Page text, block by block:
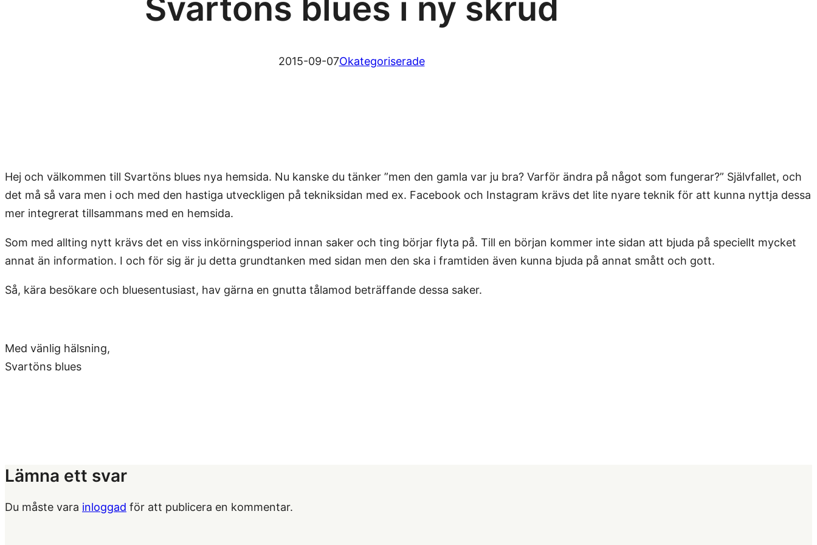
2015-09-07Okategoriserade
Hej och välkommen till Svartöns blues nya hemsida. Nu kanske du tänker ”men den gamla var ju bra? Varför ändra på något som fungerar?” Självfallet, och
det må så vara men i och med den hastiga utveckligen på tekniksidan med ex. Facebook och Instagram krävs det lite nyare teknik för att kunna nyttja dessa
mer integrerat tillsammans med en hemsida.
Som med allting nytt krävs det en viss inkörningsperiod innan saker och ting börjar flyta på. Till en början kommer inte sidan att bjuda på speciellt mycket
annat än information. I och för sig är ju detta grundtanken med sidan men den ska i framtiden även kunna bjuda på annat smått och gott.
Så, kära besökare och bluesentusiast, hav gärna en gnutta tålamod beträffande dessa saker.
Med vänlig hälsning,
Svartöns blues
Lämna ett svar
Du måste vara inloggad för att publicera en kommentar.